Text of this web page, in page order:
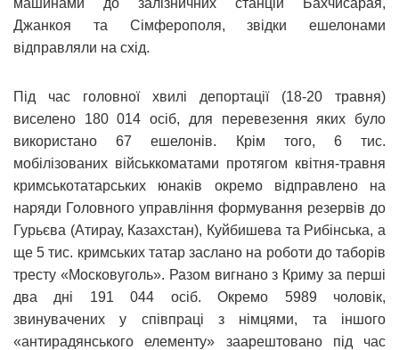
Джанкоя та Сімферополя, звідки ешелонами
відправляли на схід.
Під час головної хвилі депортації (18-20 травня)
виселено 180 014 осіб, для перевезення яких було
використано 67 ешелонів. Крім того, 6 тис.
мобілізованих військкоматами протягом квітня-травня
кримськотатарських юнаків окремо відправлено на
наряди Головного управління формування резервів до
Гурьєва (Атирау, Казахстан), Куйбишева та Рибінська, а
ще 5 тис. кримських татар заслано на роботи до таборів
тресту «Московуголь». Разом вигнано з Криму за перші
два дні 191 044 осіб. Окремо 5989 чоловік,
звинувачених у співпраці з німцями, та іншого
«антирадянського елементу» заарештовано під час